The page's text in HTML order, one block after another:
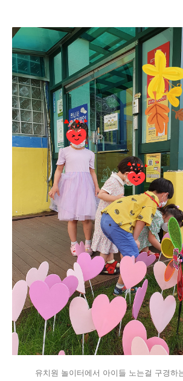
유치원 놀이터에서 아이들 노는걸 구경하